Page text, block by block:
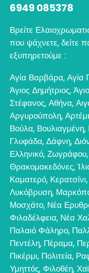
6949 085378
Βρείτε
που ψάχνετε, δείτε
εξυπηρετούμε :
Αγία Βαρβάρα, Αγία
Άγιος Δημήτριος,
Στέφανος, Αθήνα,
Αργυρούπολη,
Βούλα, Βουλιαγμένη,
Γλυφάδα, Δάφνη,
Ελληνικό, Ζωγράφου,
Θρακομακεδόνες,
Καματερό, Κερατσίνι,
Λυκόβρυση,
Μοσχάτο, Νέα
Φιλαδέλφεια, Νέα
Παλαιό Φάληρο,
Πεντέλη, Πέραμα,
Πικέρμι, Πολιτεία,
Υμηττός, Φιλοθέη,